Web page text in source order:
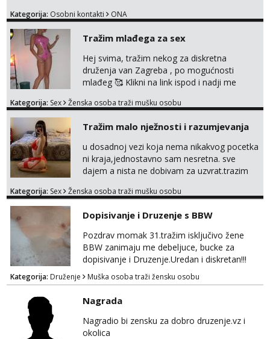
Kategorija: Osobni kontakti ONA
Tražim mlađega za sex
Hej svima, tražim nekog za diskretna
druženja van Zagreba , po mogućnosti
mlađeg 🥰 Klikni na link ispod i nadji me
Kategorija: Sex Ženska osoba traži mušku osobu
Tražim malo nježnosti i razumjevanja
u dosadnoj vezi koja nema nikakvog pocetka
ni kraja,jednostavno sam nesretna. sve
dajem a nista ne dobivam za uzvrat.trazim
trazim puno samo malo njeznosti i
poljupce po tijelu koji me jako
pale,obozavam kad muskarac preuzme
kontrolu . javi se :) Klikni na link ispod i nadji
me tamo, cekam te!
Kategorija: Sex Ženska osoba traži mušku osobu
Dopisivanje i Druzenje s BBW
Pozdrav momak 31.tražim isključivo žene
BBW zanimaju me debeljuce, bucke za
dopisivanje i Druzenje.Uredan i diskretan!!!
Kategorija: Druženje Muška osoba traži žensku osobu
Nagrada
Nagradio bi zensku za dobro druzenje.vz i
okolica